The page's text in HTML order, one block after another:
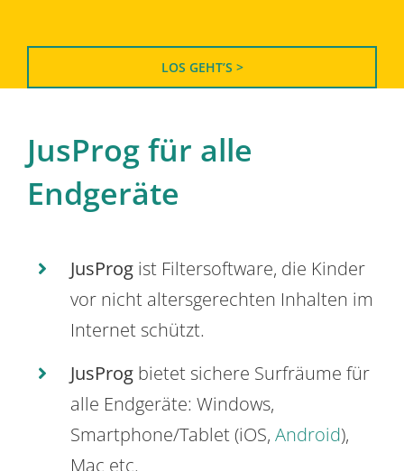
LOS GEHT’S >
JusProg für alle
Endgeräte
JusProg ist Filtersoftware, die Kinder
vor nicht altersgerechten Inhalten im
Internet schützt.
JusProg bietet sichere Surfräume für
alle Endgeräte: Windows,
Smartphone/Tablet (iOS, Android),
Mac etc.